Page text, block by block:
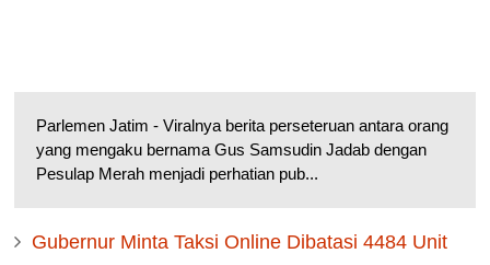
Parlemen Jatim - Viralnya berita perseteruan antara orang
yang mengaku bernama Gus Samsudin Jadab dengan
Pesulap Merah menjadi perhatian pub...
Gubernur Minta Taksi Online Dibatasi 4484 Unit